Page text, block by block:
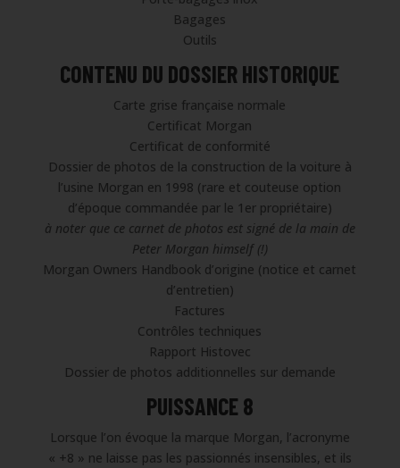
Bagages
Outils
CONTENU DU DOSSIER HISTORIQUE
Carte grise française normale
Certificat Morgan
Certificat de conformité
Dossier de photos de la construction de la voiture à
l’usine Morgan en 1998 (rare et couteuse option
d’époque commandée par le 1er propriétaire)
à noter que ce carnet de photos est signé de la main de
Peter Morgan himself (!)
Morgan Owners Handbook d’origine (notice et carnet
d’entretien)
Factures
Contrôles techniques
Rapport Histovec
Dossier de photos additionnelles sur demande
PUISSANCE 8
Lorsque l’on évoque la marque Morgan, l’acronyme
« +8 » ne laisse pas les passionnés insensibles, et ils